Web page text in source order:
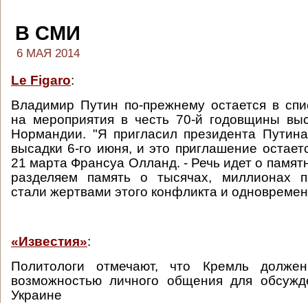
В СМИ
6 МАЯ 2014
Le Figaro:
Владимир Путин по-прежнему остается в
на мероприятия в честь 70-й годовщины
Нормандии. "Я пригласил президента
высадки 6-го июня, и это приглашение
21 марта Франсуа Олланд. - Речь идет о
разделяем память о тысячах, миллионах
стали жертвами этого конфликта и
«Известия»:
Политологи отмечают, что Кремль должен
возможностью личного общения для
Украине